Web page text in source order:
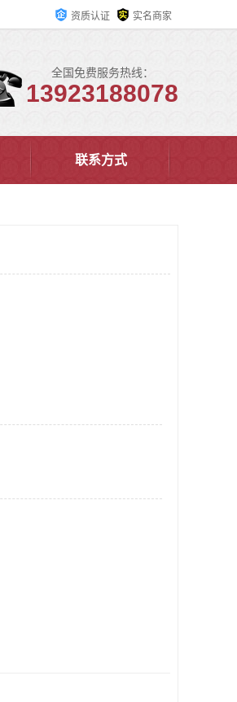
资质认证 实名商家
全国免费服务热线：
13923188078
联系方式